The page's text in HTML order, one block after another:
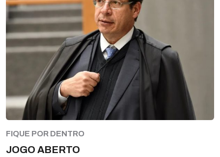
FIQUE POR DENTRO
JOGO ABERTO